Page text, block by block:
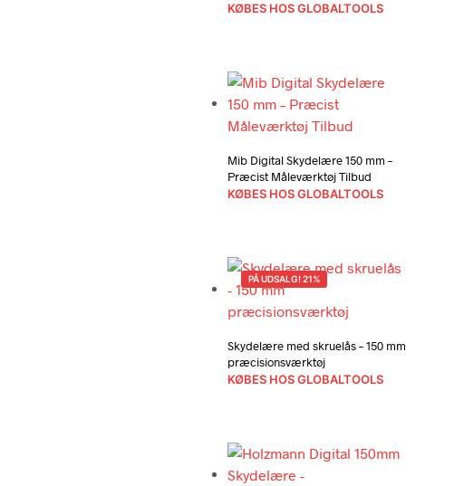
KØBES HOS GLOBALTOOLS
Mib Digital Skydelære 150 mm –
Præcist Måleværktøj Tilbud
KØBES HOS GLOBALTOOLS
PÅ UDSALG! 21%
Skydelære med skruelås – 150 mm
præcisionsværktøj
KØBES HOS GLOBALTOOLS